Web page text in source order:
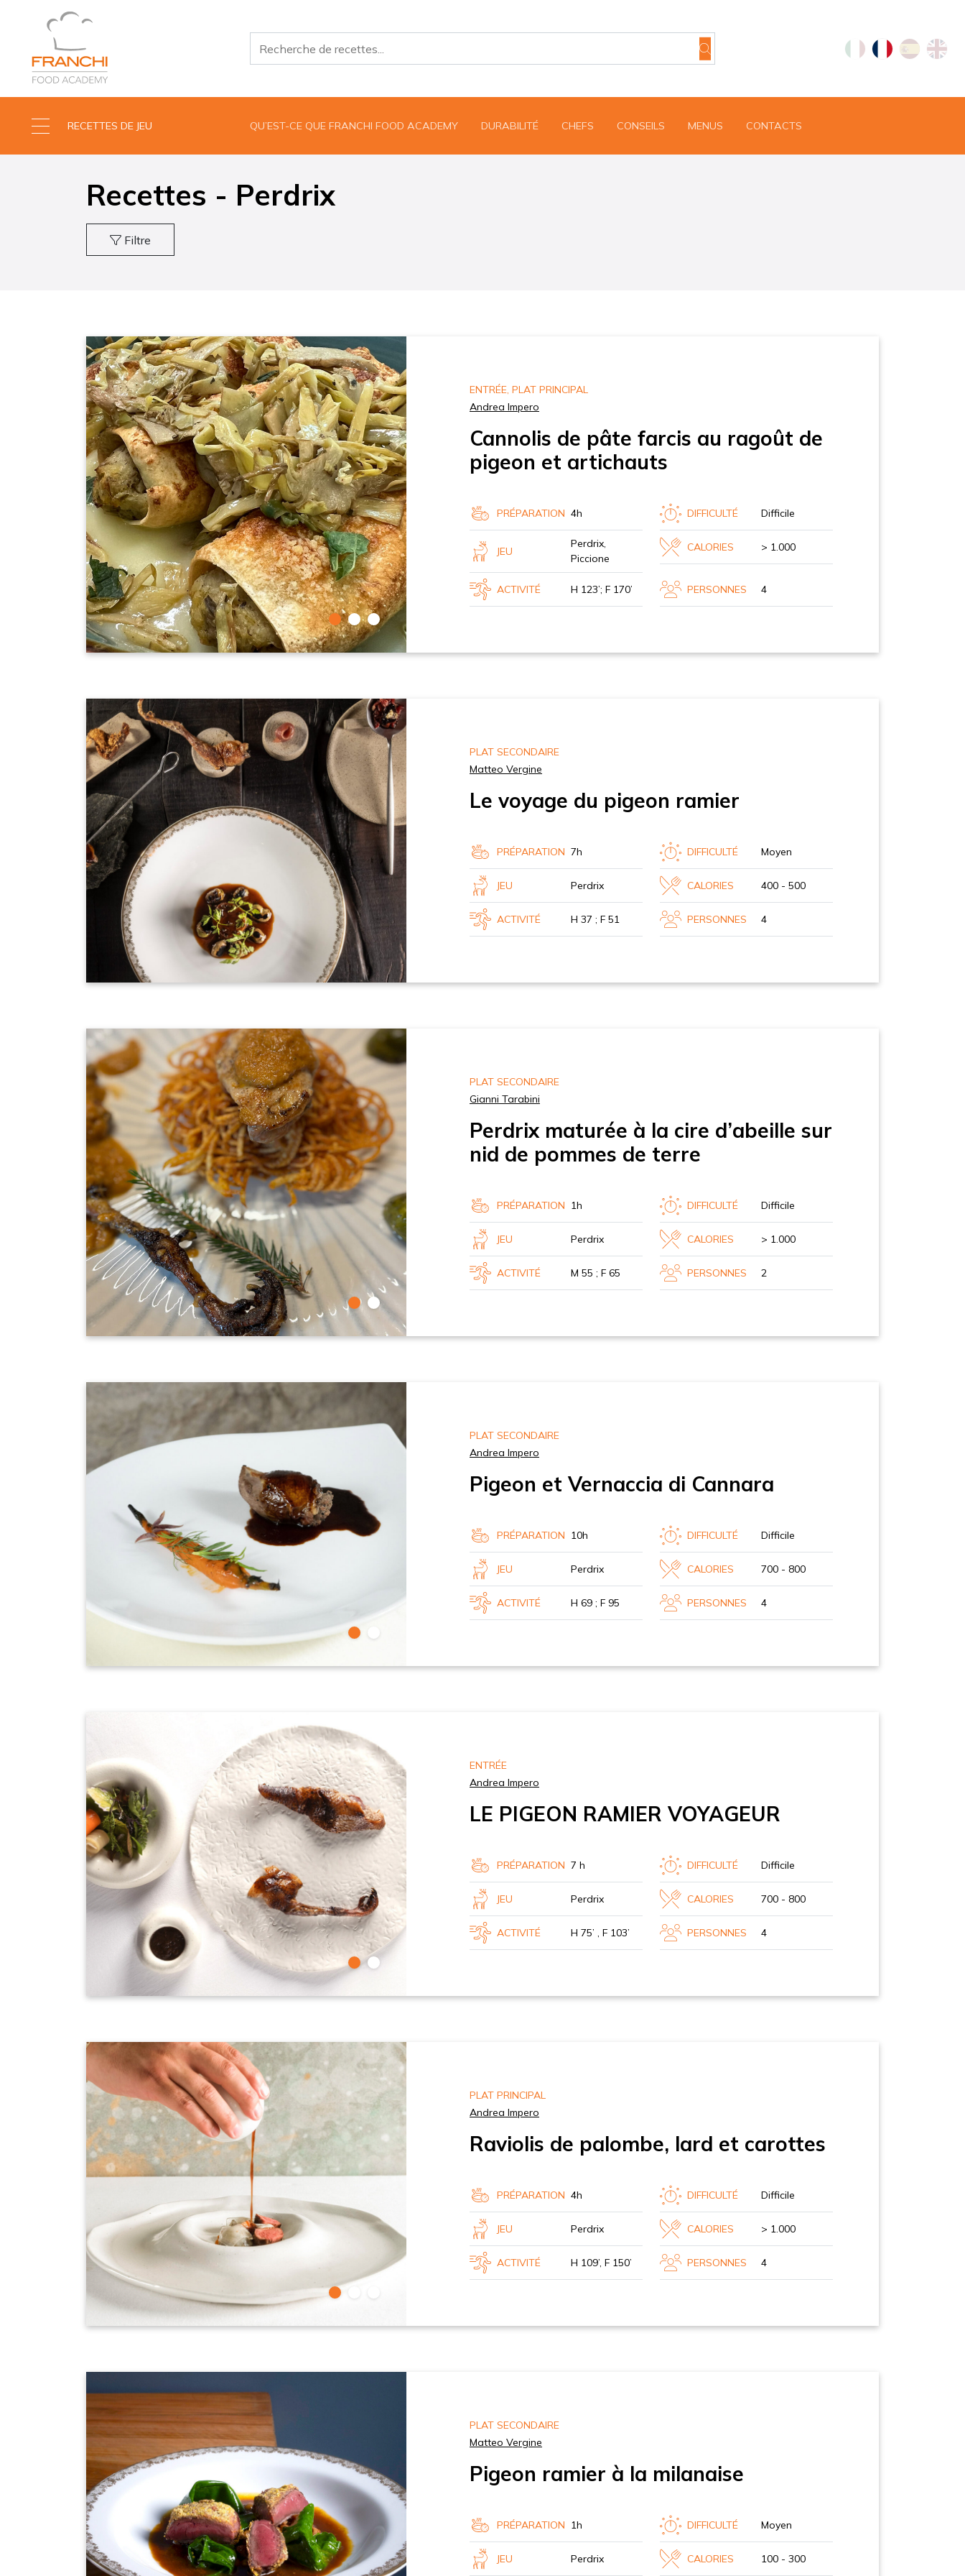
RECETTES DE JEU QU’EST-CE QUE FRANCHI FOOD ACADEMY DURABILITÉ CHEFS CONSEILS MENUS CONTACTS
Recettes - Perdrix
Filtre
ENTRÉE, PLAT PRINCIPAL
Andrea Impero
Cannolis de pâte farcis au ragoût de
pigeon et artichauts
PRÉPARATION 4h DIFFICULTÉ Difficile
JEU
Perdrix,
Piccione
CALORIES > 1.000
ACTIVITÉ H 123’; F 170’ PERSONNES 4
PLAT SECONDAIRE
Matteo Vergine
Le voyage du pigeon ramier
PRÉPARATION 7h DIFFICULTÉ Moyen
JEU Perdrix CALORIES 400 - 500
ACTIVITÉ H 37 ; F 51 PERSONNES 4
PLAT SECONDAIRE
Gianni Tarabini
Perdrix maturée à la cire d’abeille sur
nid de pommes de terre
PRÉPARATION 1h DIFFICULTÉ Difficile
JEU Perdrix CALORIES > 1.000
ACTIVITÉ M 55 ; F 65 PERSONNES 2
PLAT SECONDAIRE
Andrea Impero
Pigeon et Vernaccia di Cannara
PRÉPARATION 10h DIFFICULTÉ Difficile
JEU Perdrix CALORIES 700 - 800
ACTIVITÉ H 69 ; F 95 PERSONNES 4
ENTRÉE
Andrea Impero
LE PIGEON RAMIER VOYAGEUR
PRÉPARATION 7 h DIFFICULTÉ Difficile
JEU Perdrix CALORIES 700 - 800
ACTIVITÉ H 75’ , F 103’ PERSONNES 4
PLAT PRINCIPAL
Andrea Impero
Raviolis de palombe, lard et carottes
PRÉPARATION 4h DIFFICULTÉ Difficile
JEU Perdrix CALORIES > 1.000
ACTIVITÉ H 109’, F 150’ PERSONNES 4
PLAT SECONDAIRE
Matteo Vergine
Pigeon ramier à la milanaise
PRÉPARATION 1h DIFFICULTÉ Moyen
JEU Perdrix CALORIES 100 - 300